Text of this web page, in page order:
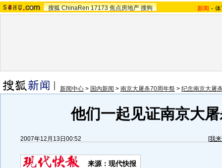
搜狐 ChinaRen 17173 焦点房地产 搜狗 新闻 -
新闻中心 > 国内新闻 > 南京大屠杀70周年祭 > 纪念南京大屠
他们一起见证南京大
2007年12月13日00:52 [我
来源：现代快报